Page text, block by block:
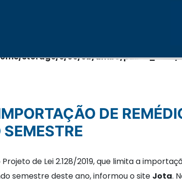
storage/c/6e/0b/amb9/
de Lei 2.128/2019, que limita a
semestre deste ano, informou o site Jota.